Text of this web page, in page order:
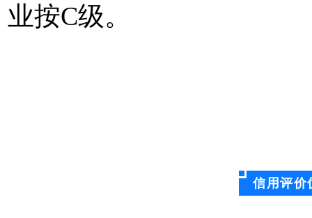
业按C级。
信用评价